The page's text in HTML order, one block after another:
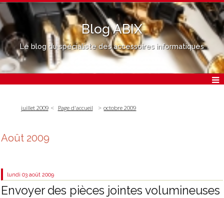
Blog ABIX
Le blog du spécialiste des accessoires informatiques
juillet 2009 Page d'accueil octobre 2009
Août 2009
lundi 03 août 2009
Envoyer des pièces jointes volumineuses